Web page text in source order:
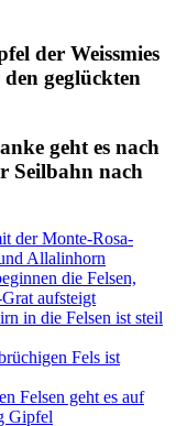
der Weissmies
geglückten
geht es nach
Seilbahn nach